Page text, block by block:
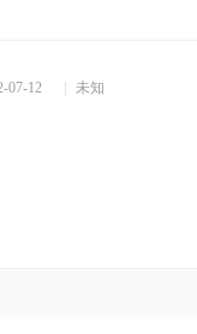
07-12 未知